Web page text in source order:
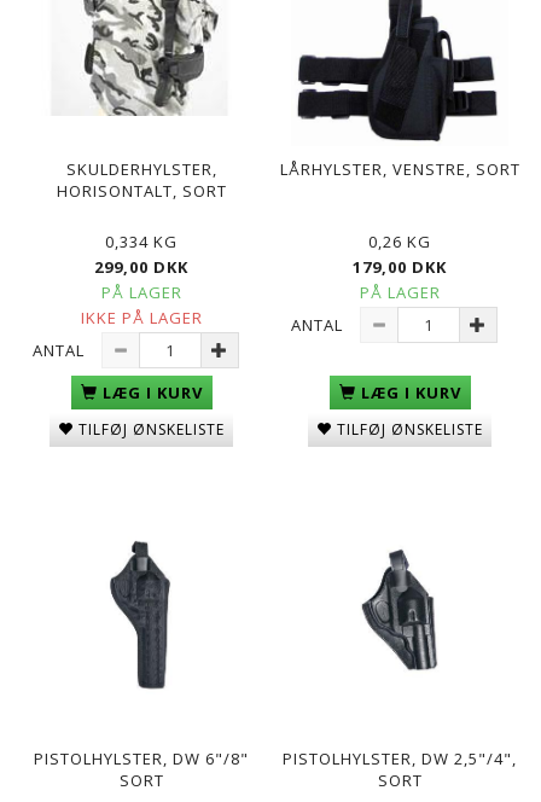
SKULDERHYLSTER,
HORISONTALT, SORT
0,334 KG
299,00 DKK
PÅ LAGER
IKKE PÅ LAGER
ANTAL
LÆG I KURV
TILFØJ ØNSKELISTE
LÅRHYLSTER, VENSTRE, SORT
0,26 KG
179,00 DKK
PÅ LAGER
ANTAL
LÆG I KURV
TILFØJ ØNSKELISTE
PISTOLHYLSTER, DW 6"/8"
SORT
PISTOLHYLSTER, DW 2,5"/4",
SORT